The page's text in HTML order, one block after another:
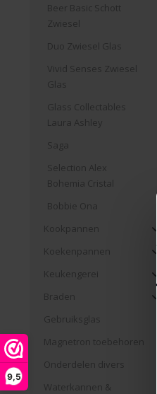
9,5
Beer Basic Schott
Zwiesel
Duo Zwiesel Glas
Vivid Senses Zwiesel
Glas
Glass Collectables
Laura Ashley
Saga
Selection Alex
Bohemia Cristal
Bobbie Ona
Kookpannen
Koekenpannen
Keukengerei
Braden
Gebruiksglas
Magnetron toebehoren
Onderdelen divers
Waterkannen &